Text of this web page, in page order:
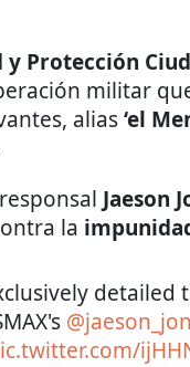
Protección
militar
alias‘el
Jaeson
la